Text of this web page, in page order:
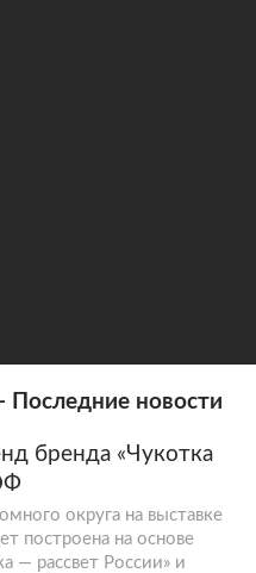
Последние новости
бренда «Чукотка
округа на выставке
построена на основе
— рассвет России» и